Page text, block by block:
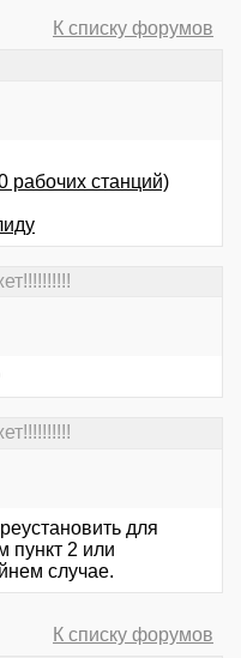
К списку форумов
рабочих станций)
для
пункт 2 или
случае.
К списку форумов